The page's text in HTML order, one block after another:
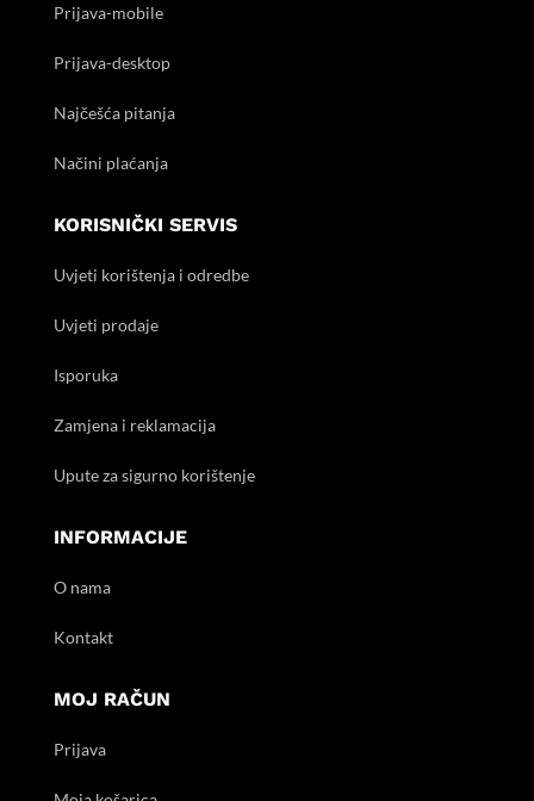
Prijava-mobile
Prijava-desktop
Najčešća pitanja
Načini plaćanja
KORISNIČKI SERVIS
Uvjeti korištenja i odredbe
Uvjeti prodaje
Isporuka
Zamjena i reklamacija
Upute za sigurno korištenje
INFORMACIJE
O nama
Kontakt
MOJ RAČUN
Prijava